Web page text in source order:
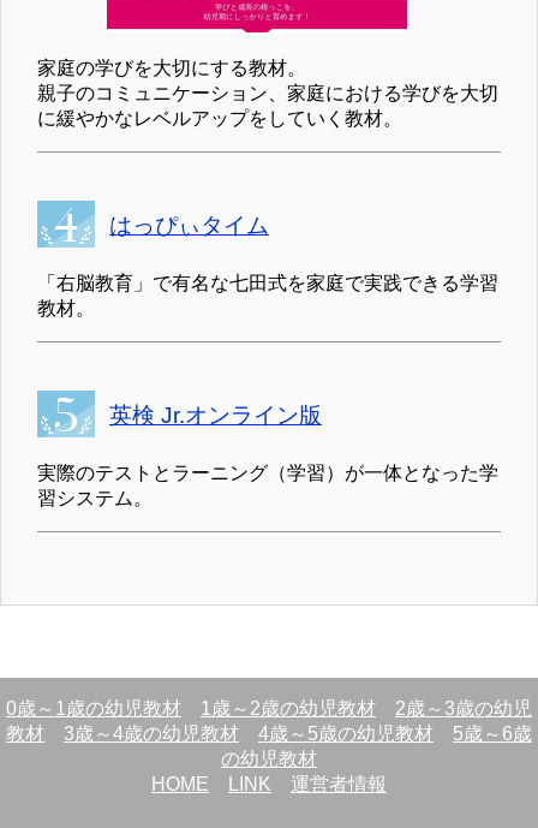
家庭の学びを大切にする教材。
親子のコミュニケーション、家庭における学びを大切
に緩やかなレベルアップをしていく教材。
はっぴぃタイム
「右脳教育」で有名な七田式を家庭で実践できる学習
教材。
英検 Jr.オンライン版
実際のテストとラーニング（学習）が一体となった学
習システム。
0歳～1歳の幼児教材 1歳～2歳の幼児教材
2歳～3歳の幼児
教材
3歳～4歳の幼児教材 4歳～5歳の幼児教材
5歳～6歳
の幼児教材
HOME
LINK 運営者情報